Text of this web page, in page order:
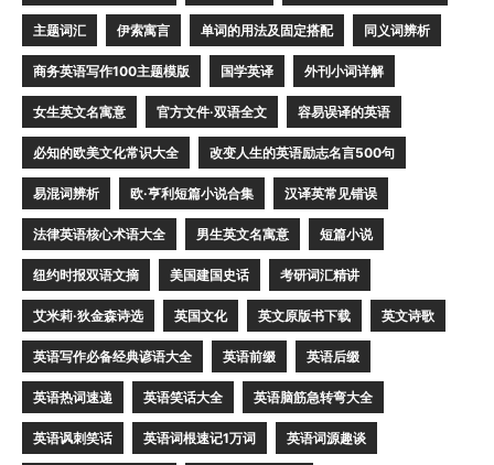
主题词汇 伊索寓言 单词的用法及固定搭配 同义词辨析
商务英语写作100主题模版 国学英译 外刊小词详解
女生英文名寓意 官方文件·双语全文 容易误译的英语
必知的欧美文化常识大全 改变人生的英语励志名言500句
易混词辨析 欧·亨利短篇小说合集 汉译英常见错误
法律英语核心术语大全 男生英文名寓意 短篇小说
纽约时报双语文摘 美国建国史话 考研词汇精讲
艾米莉·狄金森诗选 英国文化 英文原版书下载 英文诗歌
英语写作必备经典谚语大全 英语前缀 英语后缀
英语热词速递 英语笑话大全 英语脑筋急转弯大全
英语讽刺笑话 英语词根速记1万词 英语词源趣谈